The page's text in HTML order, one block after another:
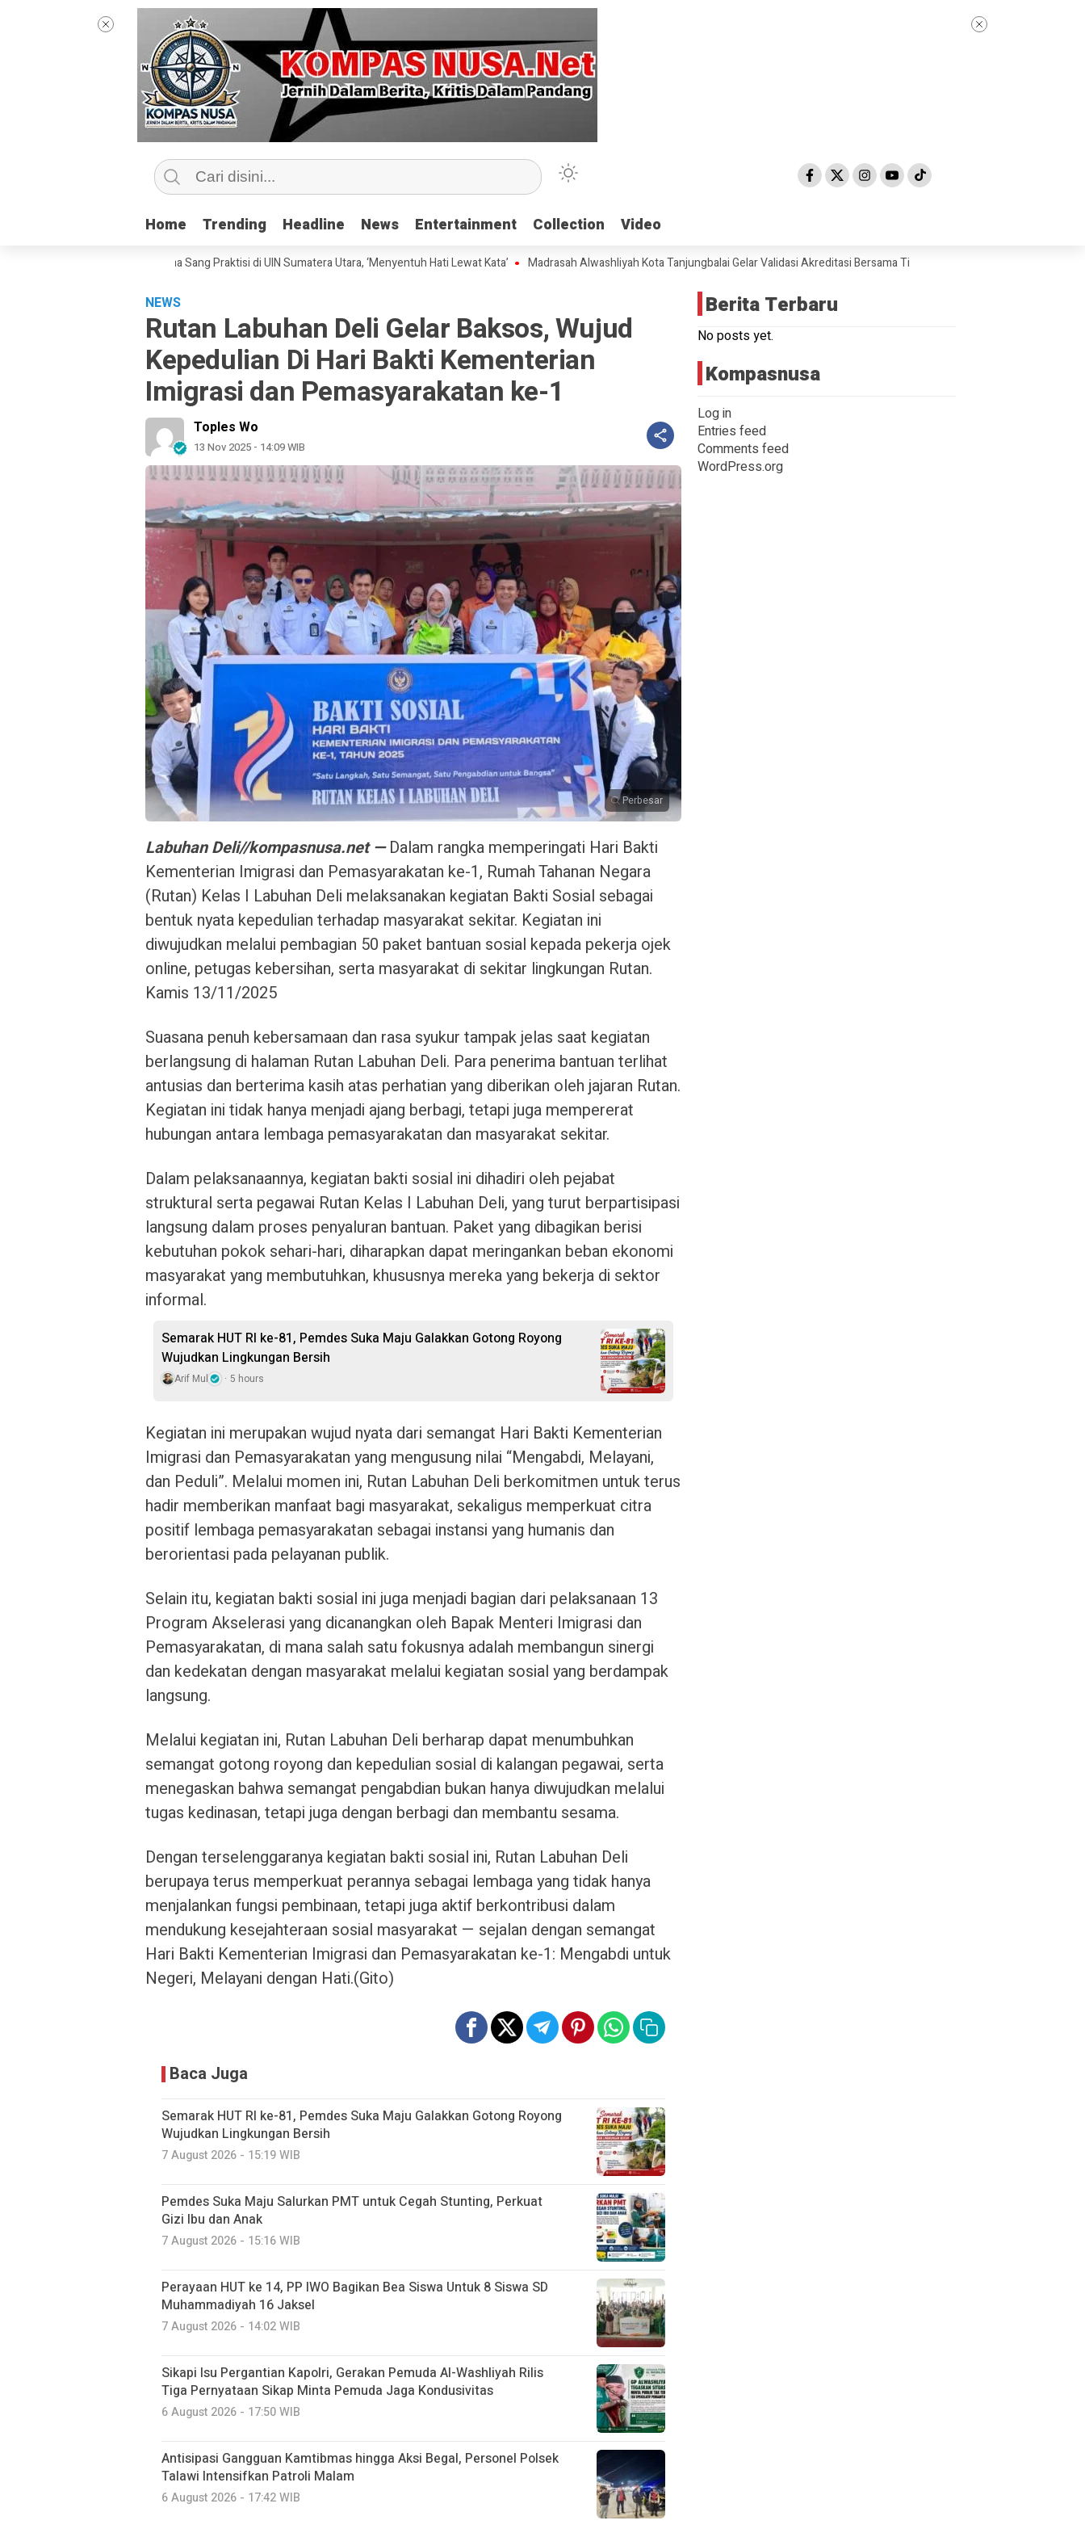
Home Trending Headline News Entertainment Collection Video
Home Trending Headline News Entertainment Collection Video
Kelas Jurnalisme Bersama Sang Praktisi di UIN Sumatera Utara, ‘Menyentuh Hati Lewat Kata’ Madrasah Alwashliyah Kota Tanjungbalai Gelar Validasi Akreditasi Bersama Tim Asesor BAN-PDM Tahun 2026
NEWS
Rutan Labuhan Deli Gelar Baksos, Wujud
Kepedulian Di Hari Bakti Kementerian
Imigrasi dan Pemasyarakatan ke-1
Toples Wo
13 Nov 2025 - 14:09 WIB
Perbesar
Labuhan Deli//kompasnusa.net — Dalam rangka memperingati Hari Bakti
Kementerian Imigrasi dan Pemasyarakatan ke-1, Rumah Tahanan Negara
(Rutan) Kelas I Labuhan Deli melaksanakan kegiatan Bakti Sosial sebagai
bentuk nyata kepedulian terhadap masyarakat sekitar. Kegiatan ini
diwujudkan melalui pembagian 50 paket bantuan sosial kepada pekerja ojek
online, petugas kebersihan, serta masyarakat di sekitar lingkungan Rutan.
Kamis 13/11/2025
Suasana penuh kebersamaan dan rasa syukur tampak jelas saat kegiatan
berlangsung di halaman Rutan Labuhan Deli. Para penerima bantuan terlihat
antusias dan berterima kasih atas perhatian yang diberikan oleh jajaran Rutan.
Kegiatan ini tidak hanya menjadi ajang berbagi, tetapi juga mempererat
hubungan antara lembaga pemasyarakatan dan masyarakat sekitar.
Dalam pelaksanaannya, kegiatan bakti sosial ini dihadiri oleh pejabat
struktural serta pegawai Rutan Kelas I Labuhan Deli, yang turut berpartisipasi
langsung dalam proses penyaluran bantuan. Paket yang dibagikan berisi
kebutuhan pokok sehari-hari, diharapkan dapat meringankan beban ekonomi
masyarakat yang membutuhkan, khususnya mereka yang bekerja di sektor
informal.
Semarak HUT RI ke-81, Pemdes Suka Maju Galakkan Gotong Royong
Wujudkan Lingkungan Bersih
Arif Mul 5 hours
Kegiatan ini merupakan wujud nyata dari semangat Hari Bakti Kementerian
Imigrasi dan Pemasyarakatan yang mengusung nilai “Mengabdi, Melayani,
dan Peduli”. Melalui momen ini, Rutan Labuhan Deli berkomitmen untuk terus
hadir memberikan manfaat bagi masyarakat, sekaligus memperkuat citra
positif lembaga pemasyarakatan sebagai instansi yang humanis dan
berorientasi pada pelayanan publik.
Selain itu, kegiatan bakti sosial ini juga menjadi bagian dari pelaksanaan 13
Program Akselerasi yang dicanangkan oleh Bapak Menteri Imigrasi dan
Pemasyarakatan, di mana salah satu fokusnya adalah membangun sinergi
dan kedekatan dengan masyarakat melalui kegiatan sosial yang berdampak
langsung.
Melalui kegiatan ini, Rutan Labuhan Deli berharap dapat menumbuhkan
semangat gotong royong dan kepedulian sosial di kalangan pegawai, serta
menegaskan bahwa semangat pengabdian bukan hanya diwujudkan melalui
tugas kedinasan, tetapi juga dengan berbagi dan membantu sesama.
Dengan terselenggaranya kegiatan bakti sosial ini, Rutan Labuhan Deli
berupaya terus memperkuat perannya sebagai lembaga yang tidak hanya
menjalankan fungsi pembinaan, tetapi juga aktif berkontribusi dalam
mendukung kesejahteraan sosial masyarakat — sejalan dengan semangat
Hari Bakti Kementerian Imigrasi dan Pemasyarakatan ke-1: Mengabdi untuk
Negeri, Melayani dengan Hati.(Gito)
Baca Juga
Semarak HUT RI ke-81, Pemdes Suka Maju Galakkan Gotong Royong
Wujudkan Lingkungan Bersih
7 August 2026 - 15:19 WIB
Pemdes Suka Maju Salurkan PMT untuk Cegah Stunting, Perkuat
Gizi Ibu dan Anak
7 August 2026 - 15:16 WIB
Perayaan HUT ke 14, PP IWO Bagikan Bea Siswa Untuk 8 Siswa SD
Muhammadiyah 16 Jaksel
7 August 2026 - 14:02 WIB
Sikapi Isu Pergantian Kapolri, Gerakan Pemuda Al-Washliyah Rilis
Tiga Pernyataan Sikap Minta Pemuda Jaga Kondusivitas
6 August 2026 - 17:50 WIB
Antisipasi Gangguan Kamtibmas hingga Aksi Begal, Personel Polsek
Talawi Intensifkan Patroli Malam
6 August 2026 - 17:42 WIB
Berita Terbaru
No posts yet.
Kompasnusa
Log in
Entries feed
Comments feed
WordPress.org